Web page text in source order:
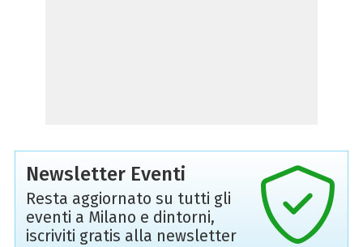
Newsletter Eventi
Resta aggiornato su tutti gli
eventi a Milano e dintorni,
iscriviti gratis alla newsletter